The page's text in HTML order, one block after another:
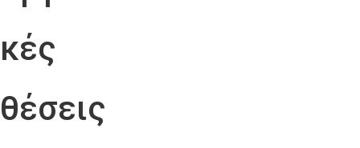
κές
θέσεις